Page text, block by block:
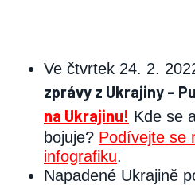
Ve čtvrtek 24. 2.
zprávy z Ukrajiny –
na Ukrajinu! Kde se
bojuje? Podívejte se
infografiku.
Napadené Ukrajině